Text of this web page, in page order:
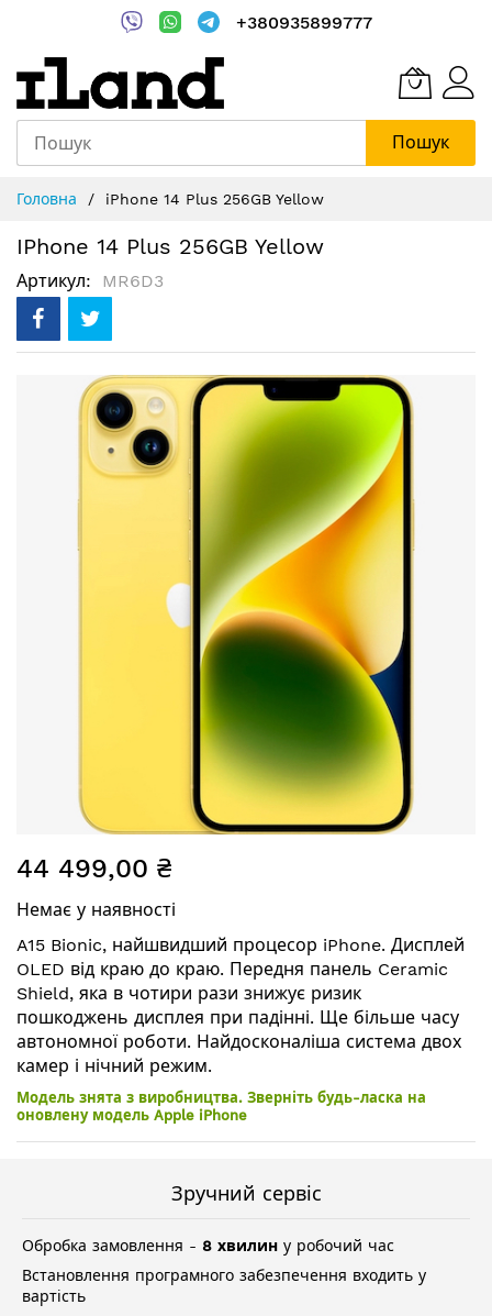
+380935899777
Пошук
Content
Головна iPhone 14 Plus 256GB Yellow
IPhone 14 Plus 256GB Yellow
Артикул MR6D3
Перейти
зображень
до
галереї
зображень
44 499,00 ₴
Немає у наявності
A15 Bionic, найшвидший процесор iPhone. Дисплей
OLED від краю до краю. Передня панель Ceramic
Shield, яка в чотири рази знижує ризик
пошкоджень дисплея при падінні. Ще більше часу
автономної роботи. Найдосконаліша система двох
камер і нічний режим.
Модель знята з виробництва. Зверніть будь-ласка на
оновлену модель Apple iPhone
Зручний сервіс
Обробка замовлення - 8 хвилин у робочий час
Встановлення програмного забезпечення входить у
вартість